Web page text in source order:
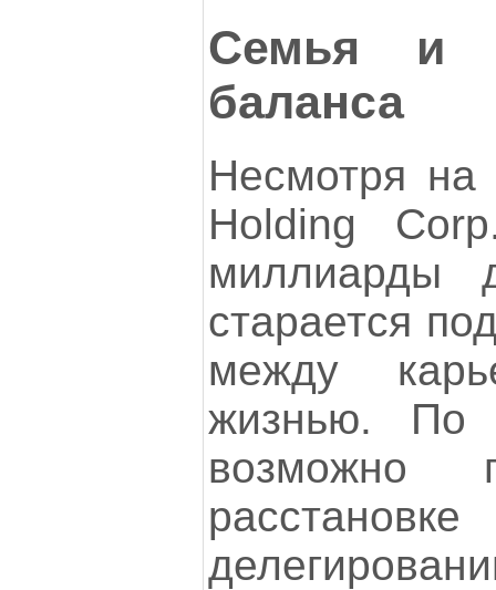
Семья и
баланса
Несмотря
Holding
миллиарды
старается
между
жизнью. По
возможно